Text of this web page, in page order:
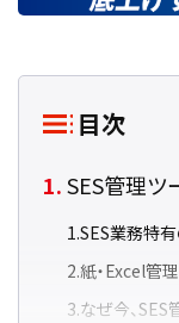
目次
SES管理ツ
SES業務特有
紙・Excel管
なぜ今、